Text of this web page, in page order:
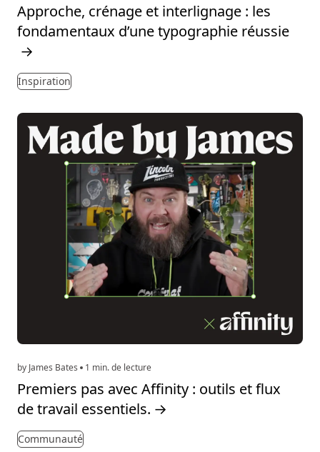
Approche, crénage et interlignage : les
fondamentaux d’une typographie réussie
→
Inspiration
by James Bates 1 min. de lecture
Premiers pas avec Affinity : outils et flux
de travail essentiels. →
Communauté